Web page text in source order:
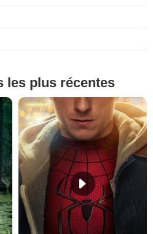
les plus récentes